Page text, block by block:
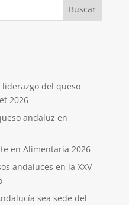
liderazgo del queso
2026
andaluz en
en Alimentaria 2026
andaluces en la XXV
sea sede del